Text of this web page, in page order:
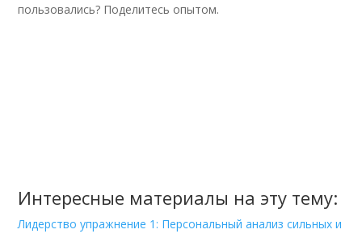
пользовались? Поделитесь опытом.
Интересные материалы на эту тему:
Лидерство упражнение 1: Персональный анализ сильных и